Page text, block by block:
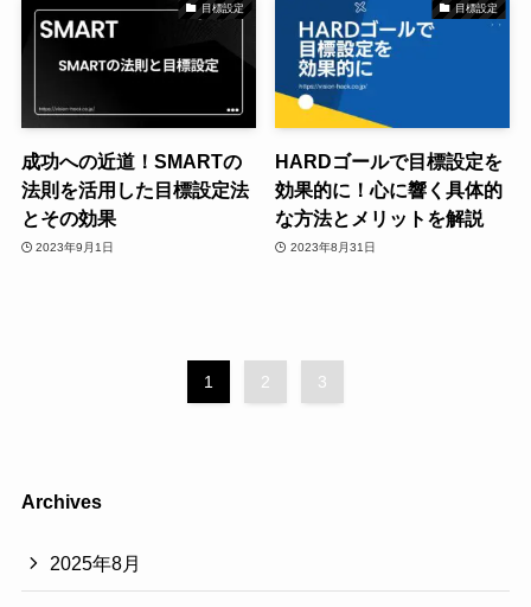
目標設定
成功への近道！SMARTの
法則を活用した目標設定法
とその効果
2023年9月1日
目標設定
HARDゴールで目標設定を
効果的に！心に響く具体的
な方法とメリットを解説
2023年8月31日
1 2 3
Archives
2025年8月